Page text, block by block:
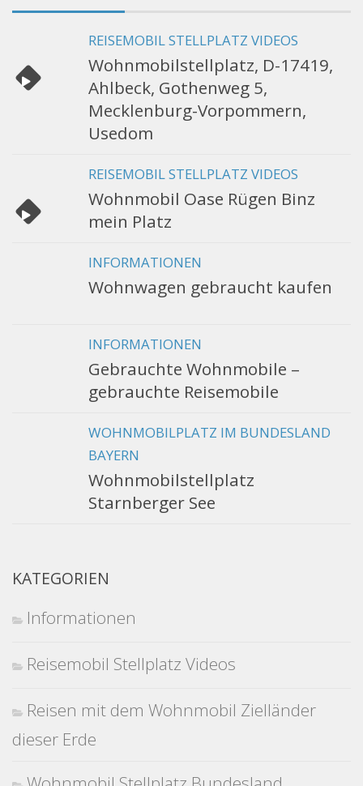
REISEMOBIL STELLPLATZ VIDEOS
Wohnmobilstellplatz, D-17419,
Ahlbeck, Gothenweg 5,
Mecklenburg-Vorpommern,
Usedom
REISEMOBIL STELLPLATZ VIDEOS
Wohnmobil Oase Rügen Binz
mein Platz
INFORMATIONEN
Wohnwagen gebraucht kaufen
INFORMATIONEN
Gebrauchte Wohnmobile –
gebrauchte Reisemobile
WOHNMOBILPLATZ IM BUNDESLAND
BAYERN
Wohnmobilstellplatz
Starnberger See
KATEGORIEN
Informationen
Reisemobil Stellplatz Videos
Reisen mit dem Wohnmobil Zielländer
dieser Erde